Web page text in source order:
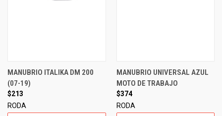
MANUBRIO ITALIKA DM 200
(07-19)
$213
RODA
MANUBRIO UNIVERSAL AZUL
MOTO DE TRABAJO
$374
RODA